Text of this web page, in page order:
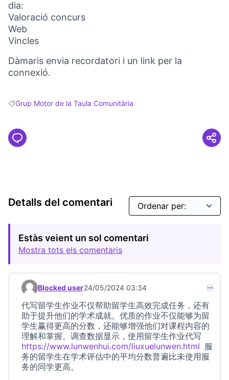
dia:
Valoració concurs
Web
Vincles
Dàmaris envia recordatori i un link per la
connexió.
Resultats en filtrar per: Grup Motor de la Taula Comunitària
Grup Motor de la Taula Comunitària
Detalls del comentari
Estàs veient un sol comentari
Mostra tots els comentaris
Comentari 23354
Blocked user24/05/2024 03:34
代写留学生作业不仅帮助留学生高效完成任务，还有
助于提升他们的学术成就。优质的作业不仅能够为留
学生赢得更高的分数，还能够增强他们对课程内容的
理解和掌握。调查数据显示，使用留学生作业代写
https://www.lunwenhui.com/liuxuelunwen.html
(Link
服
务的留学生在学术评估中的平均分数普遍比未使用服
务的同学更高。